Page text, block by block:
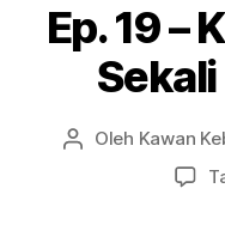
Ep. 19 –
Penulis
Oleh Kawan